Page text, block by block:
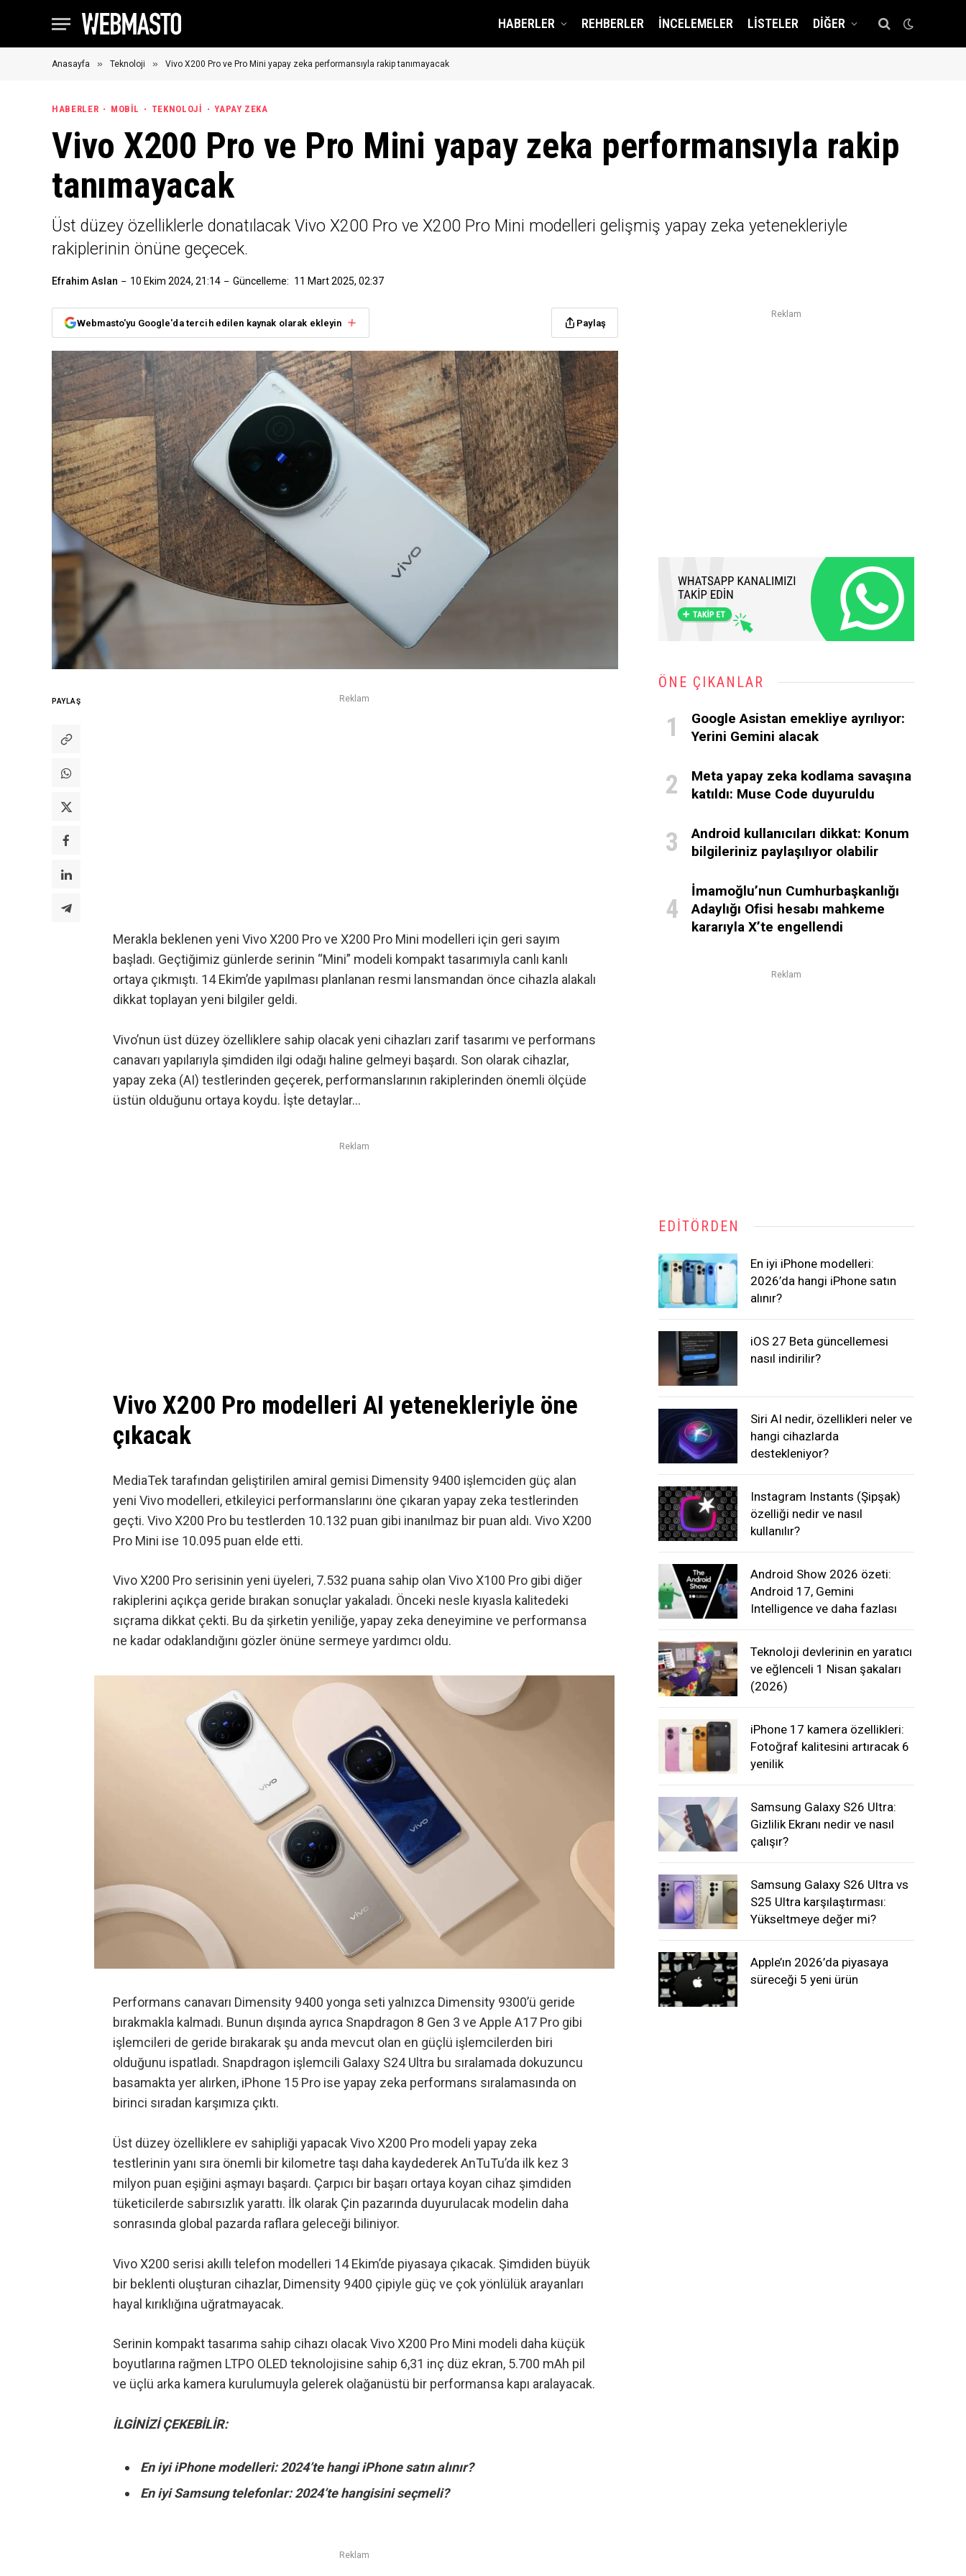
HABERLER REHBERLER İNCELEMELER LISTELER DIĞER
Anasayfa » Teknoloji » Vivo X200 Pro ve Pro Mini yapay zeka performansıyla rakip tanımayacak
HABERLER MOBIL TEKNOLOJI YAPAY ZEKA
Vivo X200 Pro ve Pro Mini yapay zeka performansıyla rakip
tanımayacak
Üst düzey özelliklerle donatılacak Vivo X200 Pro ve X200 Pro Mini modelleri gelişmiş yapay zeka yetenekleriyle
rakiplerinin önüne geçecek.
Efrahim Aslan 10 Ekim 2024, 21:14 Güncelleme: 11 Mart 2025, 02:37
Webmasto'yu Google'da tercih edilen kaynak olarak ekleyin Paylaş
PAYLAŞ Reklam
Merakla beklenen yeni Vivo X200 Pro ve X200 Pro Mini modelleri için geri sayım
başladı. Geçtiğimiz günlerde serinin “Mini” modeli kompakt tasarımıyla canlı kanlı
ortaya çıkmıştı. 14 Ekim’de yapılması planlanan resmi lansmandan önce cihazla alakalı
dikkat toplayan yeni bilgiler geldi.
Vivo’nun üst düzey özelliklere sahip olacak yeni cihazları zarif tasarımı ve performans
canavarı yapılarıyla şimdiden ilgi odağı haline gelmeyi başardı. Son olarak cihazlar,
yapay zeka (AI) testlerinden geçerek, performanslarının rakiplerinden önemli ölçüde
üstün olduğunu ortaya koydu. İşte detaylar…
Reklam
Vivo X200 Pro modelleri AI yetenekleriyle öne
çıkacak
MediaTek tarafından geliştirilen amiral gemisi Dimensity 9400 işlemciden güç alan
yeni Vivo modelleri, etkileyici performanslarını öne çıkaran yapay zeka testlerinden
geçti. Vivo X200 Pro bu testlerden 10.132 puan gibi inanılmaz bir puan aldı. Vivo X200
Pro Mini ise 10.095 puan elde etti.
Vivo X200 Pro serisinin yeni üyeleri, 7.532 puana sahip olan Vivo X100 Pro gibi diğer
rakiplerini açıkça geride bırakan sonuçlar yakaladı. Önceki nesle kıyasla kalitedeki
sıçrama dikkat çekti. Bu da şirketin yeniliğe, yapay zeka deneyimine ve performansa
ne kadar odaklandığını gözler önüne sermeye yardımcı oldu.
Performans canavarı Dimensity 9400 yonga seti yalnızca Dimensity 9300’ü geride
bırakmakla kalmadı. Bunun dışında ayrıca Snapdragon 8 Gen 3 ve Apple A17 Pro gibi
işlemcileri de geride bırakarak şu anda mevcut olan en güçlü işlemcilerden biri
olduğunu ispatladı. Snapdragon işlemcili Galaxy S24 Ultra bu sıralamada dokuzuncu
basamakta yer alırken, iPhone 15 Pro ise yapay zeka performans sıralamasında on
birinci sıradan karşımıza çıktı.
Üst düzey özelliklere ev sahipliği yapacak Vivo X200 Pro modeli yapay zeka
testlerinin yanı sıra önemli bir kilometre taşı daha kaydederek AnTuTu’da ilk kez 3
milyon puan eşiğini aşmayı başardı. Çarpıcı bir başarı ortaya koyan cihaz şimdiden
tüketicilerde sabırsızlık yarattı. İlk olarak Çin pazarında duyurulacak modelin daha
sonrasında global pazarda raflara geleceği biliniyor.
Vivo X200 serisi akıllı telefon modelleri 14 Ekim’de piyasaya çıkacak. Şimdiden büyük
bir beklenti oluşturan cihazlar, Dimensity 9400 çipiyle güç ve çok yönlülük arayanları
hayal kırıklığına uğratmayacak.
Serinin kompakt tasarıma sahip cihazı olacak Vivo X200 Pro Mini modeli daha küçük
boyutlarına rağmen LTPO OLED teknolojisine sahip 6,31 inç düz ekran, 5.700 mAh pil
ve üçlü arka kamera kurulumuyla gelerek olağanüstü bir performansa kapı aralayacak.
İLGİNİZİ ÇEKEBİLİR:
En iyi iPhone modelleri: 2024’te hangi iPhone satın alınır?
En iyi Samsung telefonlar: 2024’te hangisini seçmeli?
Reklam
Reklam
ÖNE ÇIKANLAR
Google Asistan emekliye ayrılıyor:
Yerini Gemini alacak
Meta yapay zeka kodlama savaşına
katıldı: Muse Code duyuruldu
Android kullanıcıları dikkat: Konum
bilgileriniz paylaşılıyor olabilir
İmamoğlu’nun Cumhurbaşkanlığı
Adaylığı Ofisi hesabı mahkeme
kararıyla X’te engellendi
Reklam
EDITÖRDEN
En iyi iPhone modelleri:
2026’da hangi iPhone satın
alınır?
iOS 27 Beta güncellemesi
nasıl indirilir?
Siri AI nedir, özellikleri neler ve
hangi cihazlarda
destekleniyor?
Instagram Instants (Şipşak)
özelliği nedir ve nasıl
kullanılır?
Android Show 2026 özeti:
Android 17, Gemini
Intelligence ve daha fazlası
Teknoloji devlerinin en yaratıcı
ve eğlenceli 1 Nisan şakaları
(2026)
iPhone 17 kamera özellikleri:
Fotoğraf kalitesini artıracak 6
yenilik
Samsung Galaxy S26 Ultra:
Gizlilik Ekranı nedir ve nasıl
çalışır?
Samsung Galaxy S26 Ultra vs
S25 Ultra karşılaştırması:
Yükseltmeye değer mi?
Apple’ın 2026’da piyasaya
süreceği 5 yeni ürün